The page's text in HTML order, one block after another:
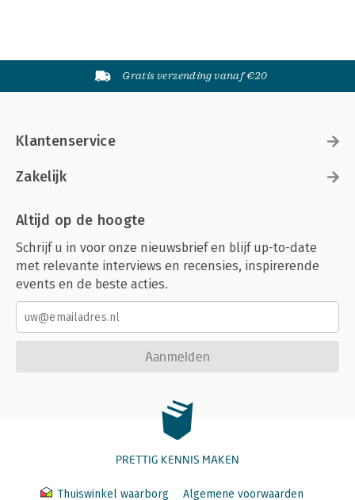
Gratis verzending vanaf €20
Klantenservice
Zakelijk
Altijd op de hoogte
Schrijf u in voor onze nieuwsbrief en blijf up-to-date
met relevante interviews en recensies, inspirerende
events en de beste acties.
Aanmelden
PRETTIG KENNIS MAKEN
Thuiswinkel waarborg Algemene voorwaarden